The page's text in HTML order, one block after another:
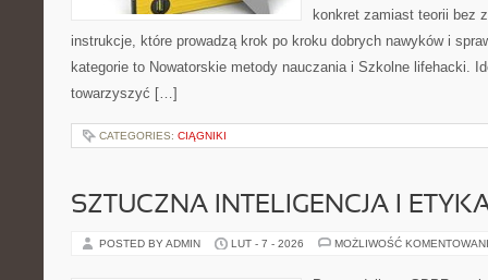
konkret zamiast teorii bez
instrukcje, które prowadzą krok po kroku dobrych nawyków i
kategorie to Nowatorskie metody nauczania i Szkolne lifehacki.
towarzyszyć […]
CATEGORIES: CIĄGNIKI
SZTUCZNA INTELIGENCJA I
POSTED BY ADMIN LUT - 7 - 2026 MOŻLIWOŚĆ